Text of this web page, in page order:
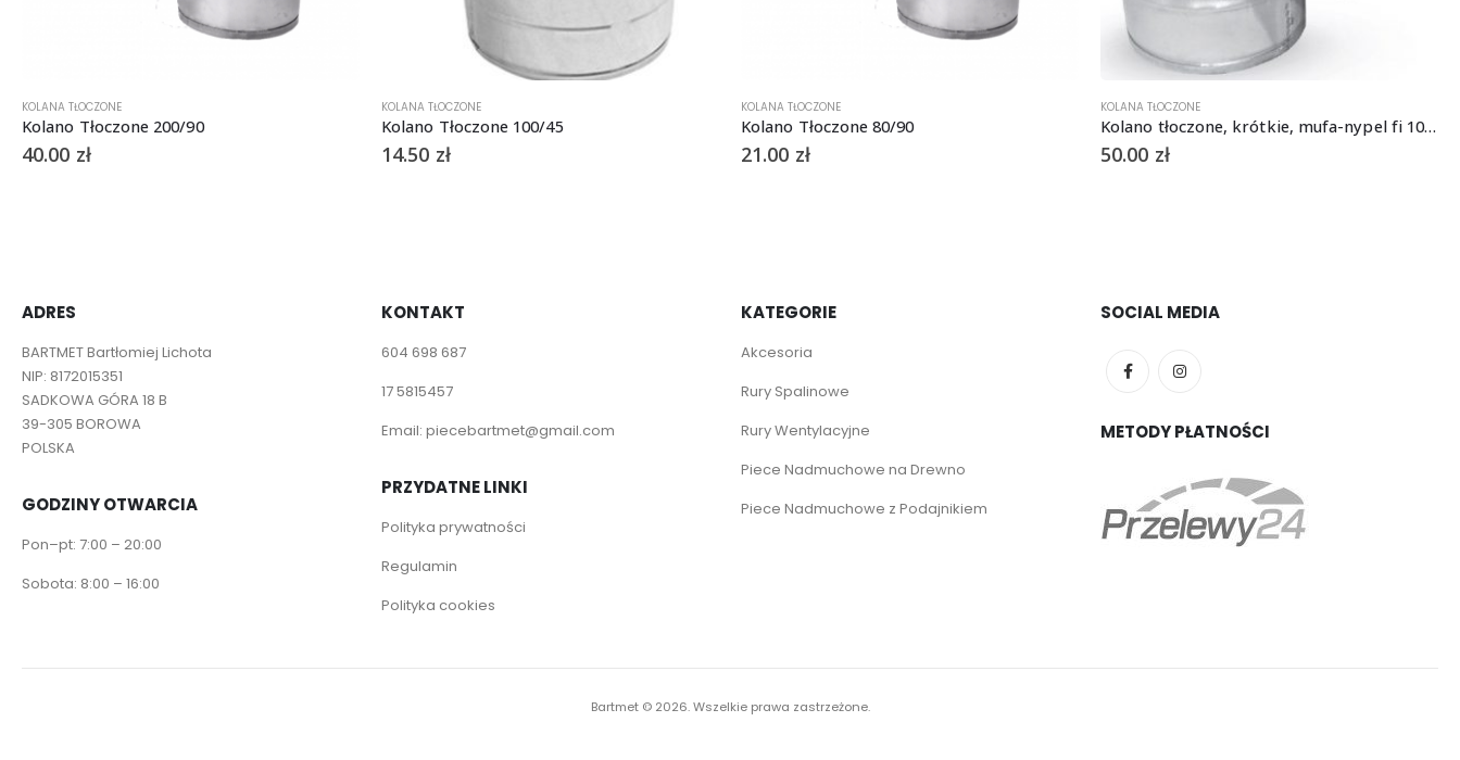
KOLANA TŁOCZONE
Kolano Tłoczone 200/90
40.00 zł
KOLANA TŁOCZONE
Kolano Tłoczone 100/45
14.50 zł
KOLANA TŁOCZONE
Kolano Tłoczone 80/90
21.00 zł
KOLANA TŁOCZONE
Kolano tłoczone, krótkie, mufa-nypel fi 100mm, 90st.
50.00 zł
ADRES
BARTMET Bartłomiej Lichota
NIP: 8172015351
SADKOWA GÓRA 18 B
39-305 BOROWA
POLSKA
GODZINY OTWARCIA
Pon–pt: 7:00 – 20:00
Sobota: 8:00 – 16:00
KONTAKT
604 698 687
17 5815457
Email: piecebartmet@gmail.com
PRZYDATNE LINKI
Polityka prywatności
Regulamin
Polityka cookies
KATEGORIE
Akcesoria
Rury Spalinowe
Rury Wentylacyjne
Piece Nadmuchowe na Drewno
Piece Nadmuchowe z Podajnikiem
SOCIAL MEDIA
METODY PŁATNOŚCI
Bartmet © 2026. Wszelkie prawa zastrzeżone.